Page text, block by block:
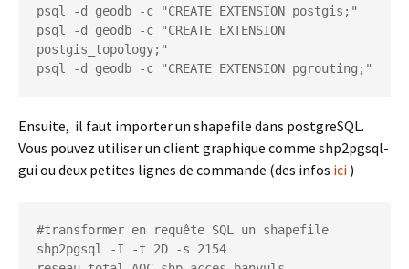
psql -d geodb -c "CREATE EXTENSION postgis;"
psql -d geodb -c "CREATE EXTENSION
postgis_topology;"
psql -d geodb -c "CREATE EXTENSION pgrouting;"
Ensuite, il faut importer un shapefile dans postgreSQL.
Vous pouvez utiliser un client graphique comme shp2pgsql-
gui ou deux petites lignes de commande (des infos ici )
#transformer en requête SQL un shapefile
shp2pgsql -I -t 2D -s 2154